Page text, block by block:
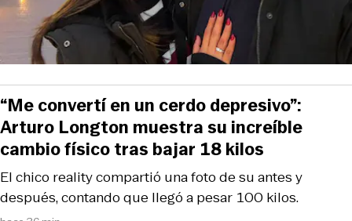
El chico reality compartió una foto de su antes y
después, contando que llegó a pesar 100 kilos.
“Me convertí en un cerdo depresivo”:
Arturo Longton muestra su increíble
cambio físico tras bajar 18 kilos